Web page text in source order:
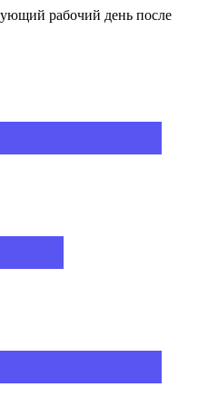
рабочий день после